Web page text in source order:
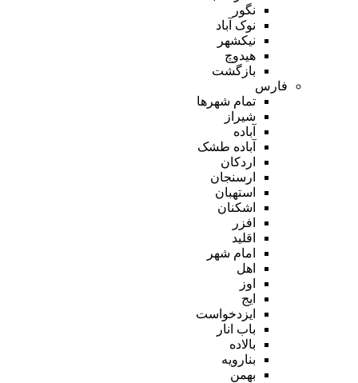
نگور
نوک آباد
نیکشهر
هیدوچ
بازگشت
فارس
تمام شهر‌ها
شیراز
آباده
آباده طشک
اردکان
ارسنجان
استهبان
اشکنان
افزر
اقلید
امام شهر
اهل
اوز
ایج
ایزدخواست
باب انار
بالاده
بنارویه
بهمن